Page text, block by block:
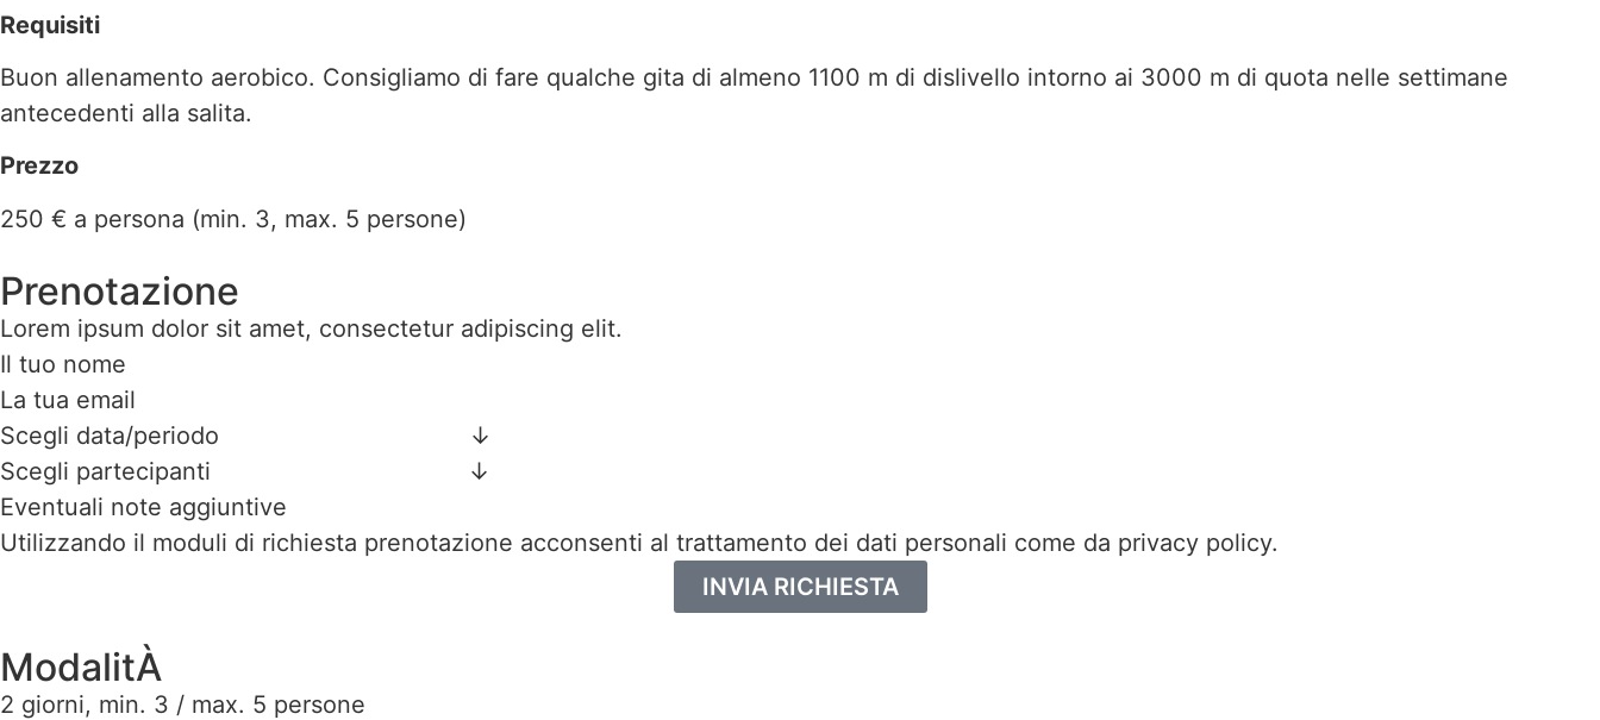
Requisiti
Buon allenamento aerobico. Consigliamo di fare qualche gita di almeno 1100 m di dislivello intorno ai 3000 m di quota nelle settimane
antecedenti alla salita.
Prezzo
250 € a persona (min. 3, max. 5 persone)
Prenotazione
Lorem ipsum dolor sit amet, consectetur adipiscing elit.
Il tuo nome
La tua email
Scegli data/periodo ↓
Scegli partecipanti ↓
Eventuali note aggiuntive
Utilizzando il moduli di richiesta prenotazione acconsenti al trattamento dei dati personali come da privacy policy.
INVIA RICHIESTA
ModalitÀ
2 giorni, min. 3 / max. 5 persone